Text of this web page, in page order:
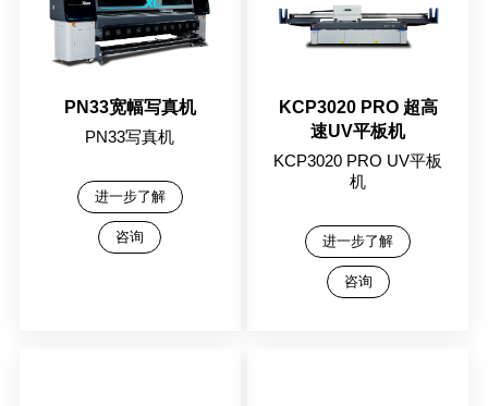
PN33宽幅写真机
PN33写真机
进一步了解
咨询
KCP3020 PRO 超高
速UV平板机
KCP3020 PRO UV平板
机
进一步了解
咨询